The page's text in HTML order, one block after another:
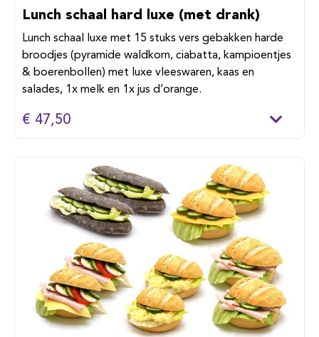
Lunch schaal hard luxe (met drank)
Lunch schaal luxe met 15 stuks vers gebakken harde
broodjes (pyramide waldkorn, ciabatta, kampioentjes
& boerenbollen) met luxe vleeswaren, kaas en
salades, 1x melk en 1x jus d’orange.
€ 47,50